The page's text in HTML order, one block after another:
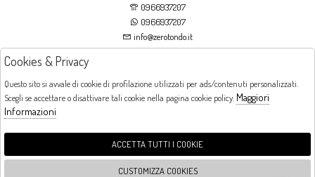
0966937207
0966937207
info@zerotondo.it
Orari di apertura
LUNEDI: CHIUSO LA MATTINA - DALLE 16:00 ALLE 20:00 DAL MARTEDI AL
Cookies & Privacy
Questo sito si avvale di cookie di profilazione utilizzati per ads/contenuti personalizzati.
Scegli se accettare o disattivare tali cookie nella pagina cookie policy. Maggiori
Informazioni
ACCETTA TUTTI I COOKIE
CUSTOMIZZA COOKIES